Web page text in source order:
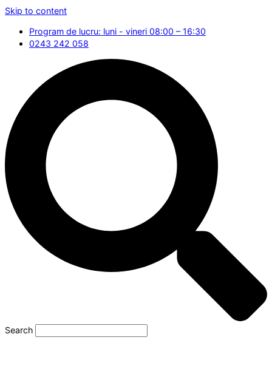
Skip to content
Program de lucru: luni - vineri 08:00 – 16:30
0243 242 058
Search